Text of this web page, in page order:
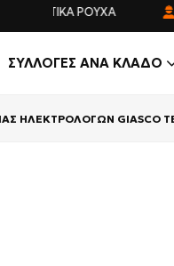
ΡΟΎΧΑ
ΣΥΛΛΟΓΈΣ ΑΝΆ ΚΛΆΔΟ
ΗΛΕΚΤΡΟΛΟΓΩΝ GIASCO